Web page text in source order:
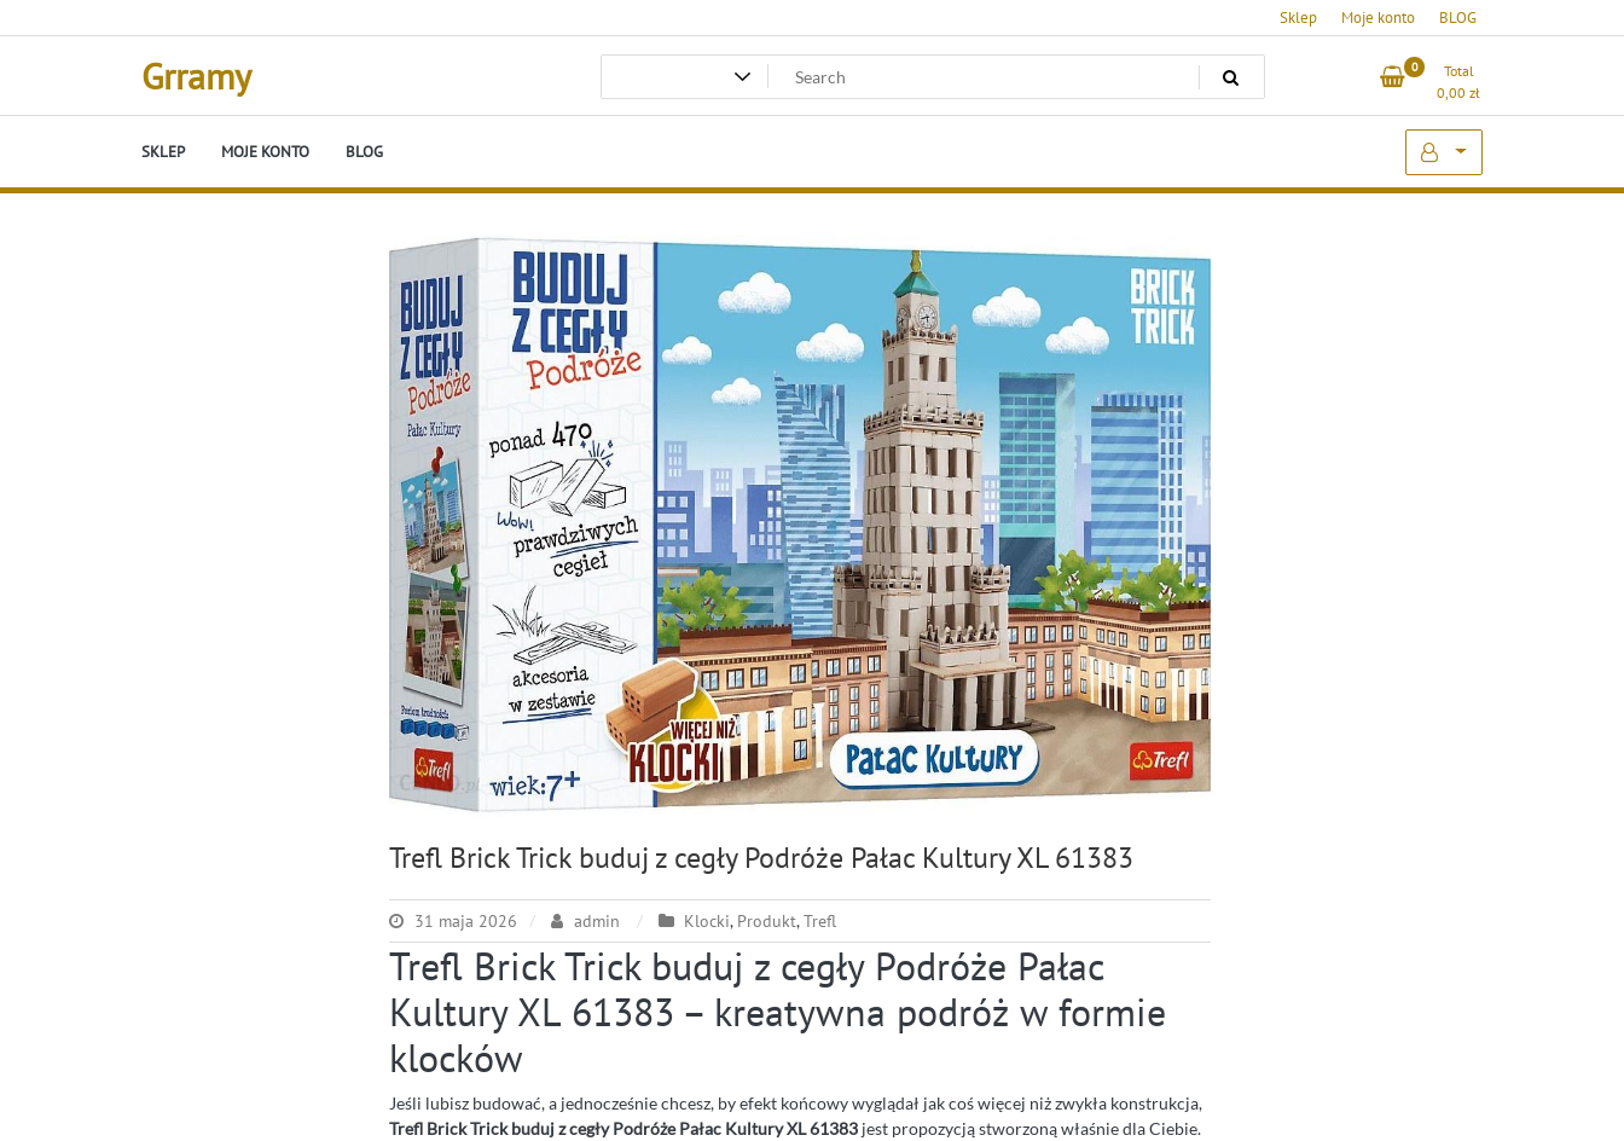
to
Sklep Moje konto BLOG
Grramy 0
Total
0,00 zł
SKLEP MOJE KONTO BLOG
Trefl Brick Trick buduj z cegły Podróże Pałac Kultury XL 61383
31 maja 2026 admin Klocki, Produkt,Trefl
Trefl Brick Trick buduj z cegły Podróże Pałac
Kultury XL 61383 – kreatywna podróż w formie
klocków
Jeśli lubisz budować, a jednocześnie chcesz, by efekt końcowy wyglądał jak coś więcej niż zwykła konstrukcja,
Trefl Brick Trick buduj z cegły Podróże Pałac Kultury XL 61383 jest propozycją stworzoną właśnie dla Ciebie.